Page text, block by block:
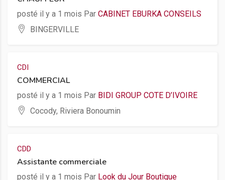
posté il y a 1 mois Par CABINET EBURKA CONSEILS
BINGERVILLE
CDI
COMMERCIAL
posté il y a 1 mois Par BIDI GROUP COTE D’IVOIRE
Cocody, Riviera Bonoumin
CDD
Assistante commerciale
posté il y a 1 mois Par Look du Jour Boutique